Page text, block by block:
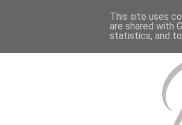
This site uses
are shared with
statistics, and